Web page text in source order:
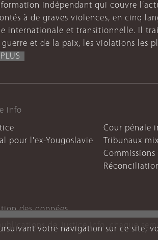
votre navigation sur ce site,
indépendant qui couvre
à de graves violences, en cinq
internationale et transitionnelle. Il
et de la paix, les violations les
info
Cour pénale
pour l'ex-Yougoslavie
Tribunaux
Commissions
des données
de Justice Info, chaque